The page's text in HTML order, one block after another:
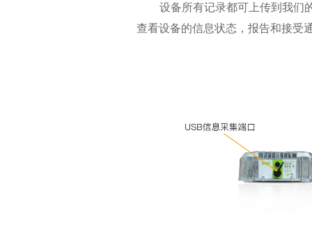
设备所有记录都可上传到我们
查看设备的信息状态，报告和接受